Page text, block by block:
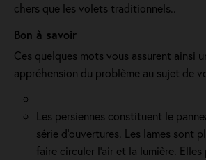
chers que les volets traditionnels..
Bon à savoir
Ces quelques mots vous assurent ainsi
appréhension du problème au sujet de
Les persiennes constituent le
série d’ouvertures. Les lames sont
faire circuler l’air et la lumière.